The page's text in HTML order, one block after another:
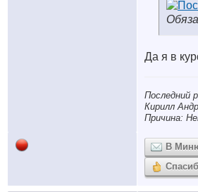
Да я в
Последний
Кирилл
Причина:
В